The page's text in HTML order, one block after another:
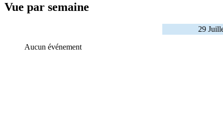
Vue par semaine
29
Aucun événement